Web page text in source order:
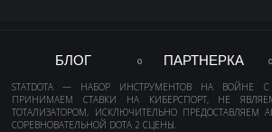
БЛОГ ПАРТНЕРКА
STATDOTA — НАБОР ИНСТРУМЕНТОВ НА ВОЙНЕ
ПРИНИМАЕМ СТАВКИ НА КИБЕРСПОРТ, НЕ
ТОТАЛИЗАТОРОМ, ИСКЛЮЧИТЕЛЬНО ПРЕДОСТАВЛЯЕМ
СОРЕВНОВАТЕЛЬНОЙ DOTA 2 СЦЕНЫ.